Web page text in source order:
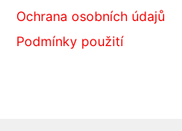
Ochrana osobních údajů
Podmínky použití